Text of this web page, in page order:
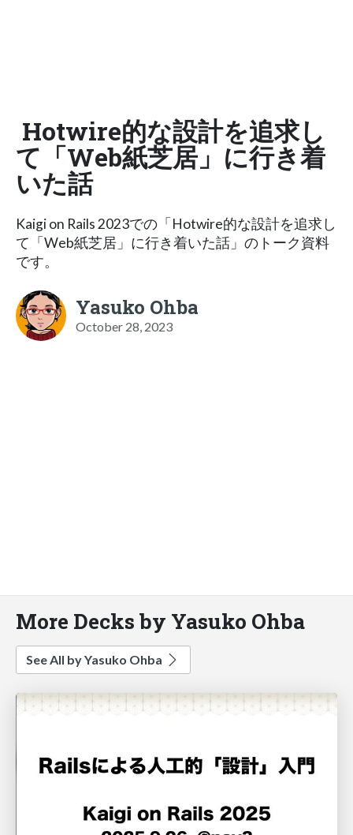
Hotwire的な設計を追求し
て「Web紙芝居」に行き着
いた話
Kaigi on Rails 2023での「Hotwire的な設計を追求し
て「Web紙芝居」に行き着いた話」のトーク資料
です。
Yasuko Ohba
October 28, 2023
More Decks by Yasuko Ohba
See All by Yasuko Ohba